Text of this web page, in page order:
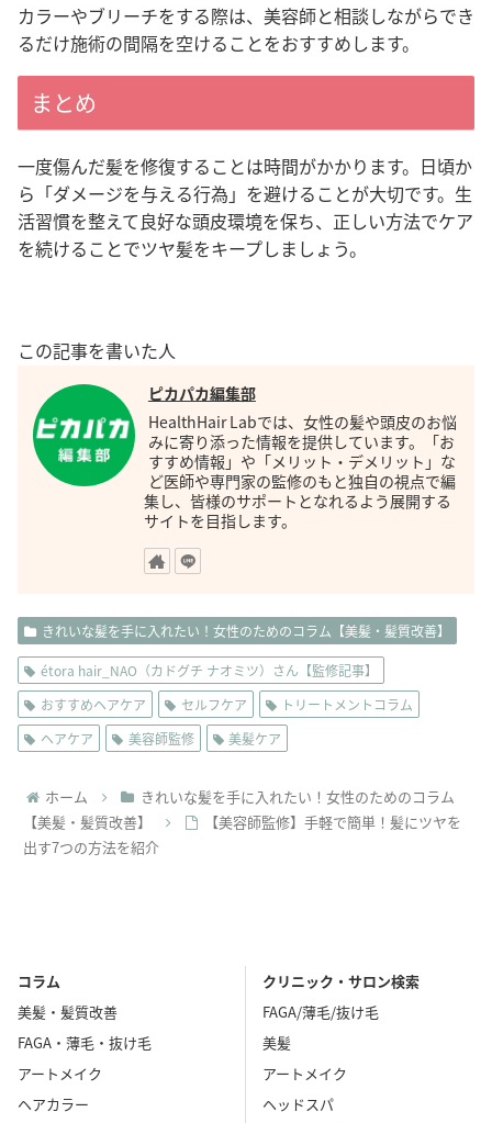
カラーやブリーチをする際は、美容師と相談しながらでき
るだけ施術の間隔を空けることをおすすめします。
まとめ
一度傷んだ髪を修復することは時間がかかります。日頃か
ら「ダメージを与える行為」を避けることが大切です。生
活習慣を整えて良好な頭皮環境を保ち、正しい方法でケア
を続けることでツヤ髪をキープしましょう。
この記事を書いた人
ピカパカ編集部
HealthHair Labでは、女性の髪や頭皮のお悩
みに寄り添った情報を提供しています。「お
すすめ情報」や「メリット・デメリット」な
ど医師や専門家の監修のもと独自の視点で編
集し、皆様のサポートとなれるよう展開する
サイトを目指します。
きれいな髪を手に入れたい！女性のためのコラム【美髪・髪質改善】
étora hair_NAO（カドグチ ナオミツ）さん【監修記事】
おすすめヘアケア
セルフケア
トリートメントコラム
ヘアケア
美容師監修 美髪ケア
ホーム
きれいな髪を手に入れたい！女性のためのコラム
【美髪・髪質改善】
【美容師監修】手軽で簡単！髪にツヤを
出す7つの方法を紹介
コラム
美髪・髪質改善
FAGA・薄毛・抜け毛
アートメイク
ヘアカラー
クリニック・サロン検索
FAGA/薄毛/抜け毛
美髪
アートメイク
ヘッドスパ